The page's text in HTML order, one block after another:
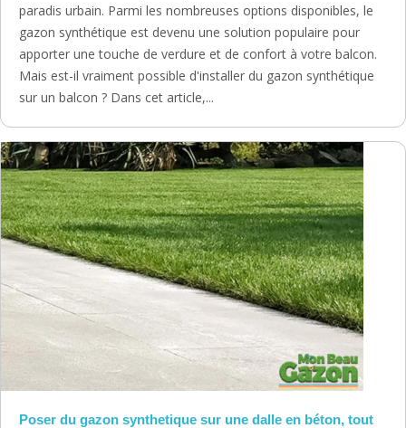
paradis urbain. Parmi les nombreuses options disponibles, le
gazon synthétique est devenu une solution populaire pour
apporter une touche de verdure et de confort à votre balcon.
Mais est-il vraiment possible d'installer du gazon synthétique
sur un balcon ? Dans cet article,...
Poser du gazon synthetique sur une dalle en béton, tout